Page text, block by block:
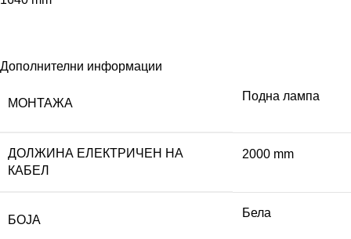
Дополнителни информации
МОНТАЖА
Подна лампа
ДОЛЖИНА ЕЛЕКТРИЧЕН НА
КАБЕЛ
2000 mm
БОЈА
Бела